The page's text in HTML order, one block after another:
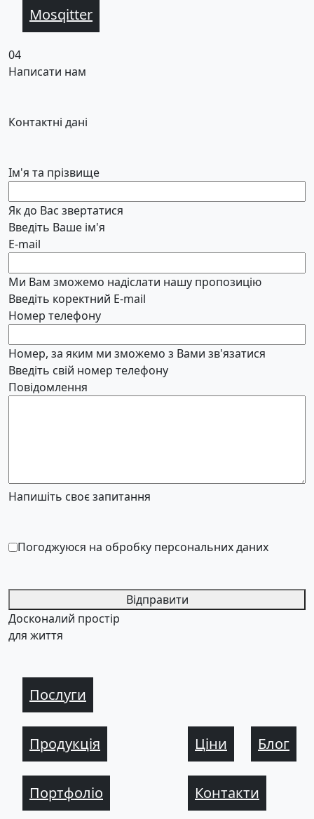
Mosqitter
04
Написати нам
Контактні дані
Ім'я та прізвище
Як до Вас звертатися
Введіть Ваше ім'я
E-mail
Ми Вам зможемо надіслати нашу пропозицію
Введіть коректний E-mail
Номер телефону
Номер, за яким ми зможемо з Вами зв'язатися
Введіть свій номер телефону
Повідомлення
Напишіть своє запитання
Погоджуюся на обробку персональних даних
Відправити
Досконалий простір
для життя
Послуги
Продукція
Портфоліо
Ціни Блог
Контакти